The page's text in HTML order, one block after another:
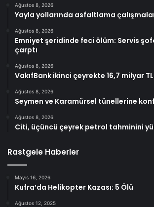
Ağustos 8, 2026
Yayla yollarında asfaltlama
Ağustos 8, 2026
Emniyet şeridinde feci ölüm: Servis
çarptı
Ağustos 8, 2026
VakıfBank ikinci çeyrekte 16,7 milyar
Ağustos 8, 2026
Seymen ve Karamürsel tünellerine
Ağustos 8, 2026
Citi, üçüncü çeyrek petrol tahminini
Rastgele Haberler
Mayıs 16, 2026
Kufra’da Helikopter Kazası: 5 Ölü
Ağustos 12, 2025